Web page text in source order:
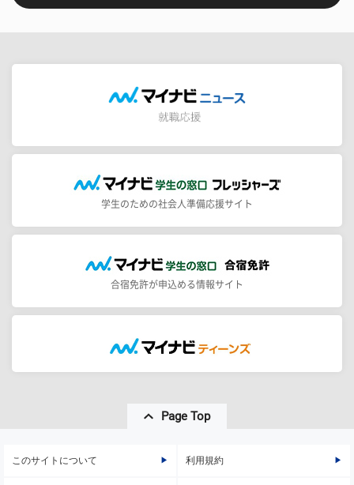
学生のための社会人準備応援サイト
合宿免許が申込める情報サイト
Page Top
このサイトについて 利用規約